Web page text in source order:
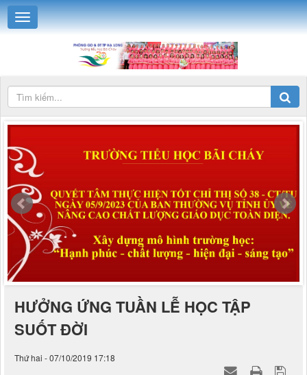
HƯỞNG ỨNG TUẦN LỄ HỌC TẬP
SUỐT ĐỜI
Thứ hai - 07/10/2019 17:18